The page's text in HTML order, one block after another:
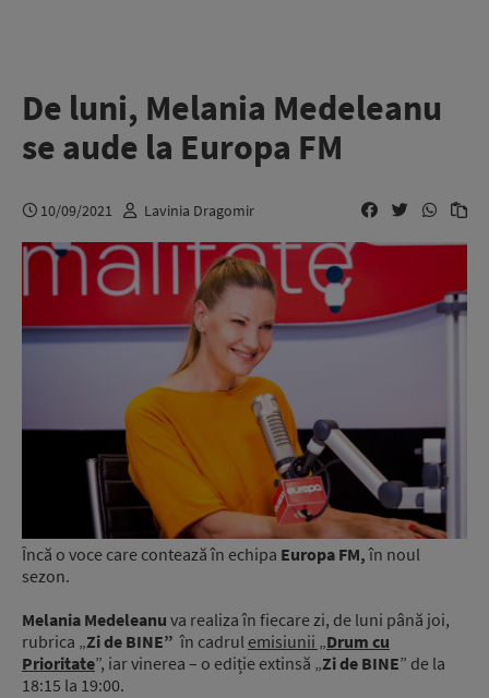
De luni, Melania Medeleanu
se aude la Europa FM
10/09/2021 Lavinia Dragomir
Încă o voce care contează în echipa Europa FM,în noul
sezon.
Melania Medeleanu va realiza în fiecare zi, de luni până joi,
rubrica „Zi de BINE” în cadrul emisiunii „Drum cu
Prioritate”, iar vinerea – o ediție extinsă „Zi de BINE” de la
18:15 la 19:00.